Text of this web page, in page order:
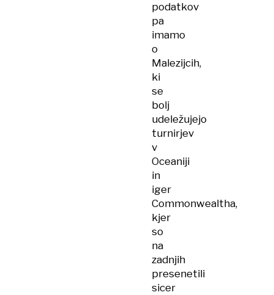
podatkov
pa
imamo
o
Malezijcih,
ki
se
bolj
udeležujejo
turnirjev
v
Oceaniji
in
iger
Commonwealtha,
kjer
so
na
zadnjih
presenetili
sicer